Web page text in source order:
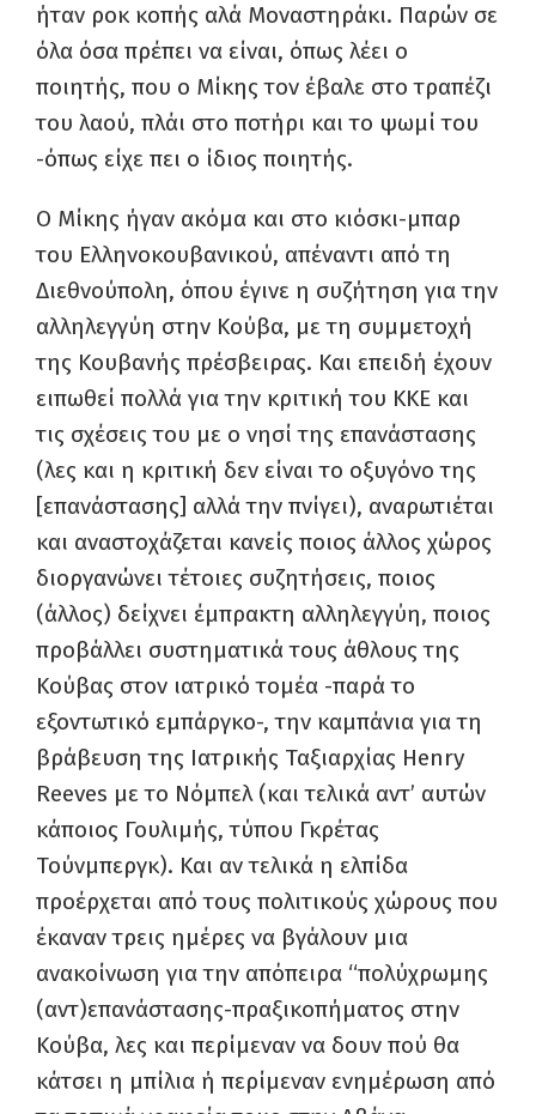
ήταν ροκ κοπής αλά Μοναστηράκι. Παρών σε
όλα όσα πρέπει να είναι, όπως λέει ο
ποιητής, που ο Μίκης τον έβαλε στο τραπέζι
του λαού, πλάι στο ποτήρι και το ψωμί του
-όπως είχε πει ο ίδιος ποιητής.
Ο Μίκης ήγαν ακόμα και στο κιόσκι-μπαρ
του Ελληνοκουβανικού, απέναντι από τη
Διεθνούπολη, όπου έγινε η συζήτηση για την
αλληλεγγύη στην Κούβα, με τη συμμετοχή
της Κουβανής πρέσβειρας. Και επειδή έχουν
ειπωθεί πολλά για την κριτική του ΚΚΕ και
τις σχέσεις του με ο νησί της επανάστασης
(λες και η κριτική δεν είναι το οξυγόνο της
[επανάστασης] αλλά την πνίγει), αναρωτιέται
και αναστοχάζεται κανείς ποιος άλλος χώρος
διοργανώνει τέτοιες συζητήσεις, ποιος
(άλλος) δείχνει έμπρακτη αλληλεγγύη, ποιος
προβάλλει συστηματικά τους άθλους της
Κούβας στον ιατρικό τομέα -παρά το
εξοντωτικό εμπάργκο-, την καμπάνια για τη
βράβευση της Ιατρικής Ταξιαρχίας Henry
Reeves με το Νόμπελ (και τελικά αντ’ αυτών
κάποιος Γουλιμής, τύπου Γκρέτας
Τούνμπεργκ). Και αν τελικά η ελπίδα
προέρχεται από τους πολιτικούς χώρους που
έκαναν τρεις ημέρες να βγάλουν μια
ανακοίνωση για την απόπειρα “πολύχρωμης
(αντ)επανάστασης-πραξικοπήματος στην
Κούβα, λες και περίμεναν να δουν πού θα
κάτσει η μπίλια ή περίμεναν ενημέρωση από